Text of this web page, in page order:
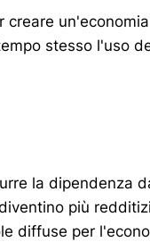
stesso l'uso
la dipendenza
più
diffuse per